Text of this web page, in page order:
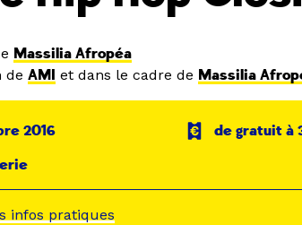
Massilia Afropéa
deAMI et dans le cadre de Massilia
2016
de gratuit à
infos pratiques